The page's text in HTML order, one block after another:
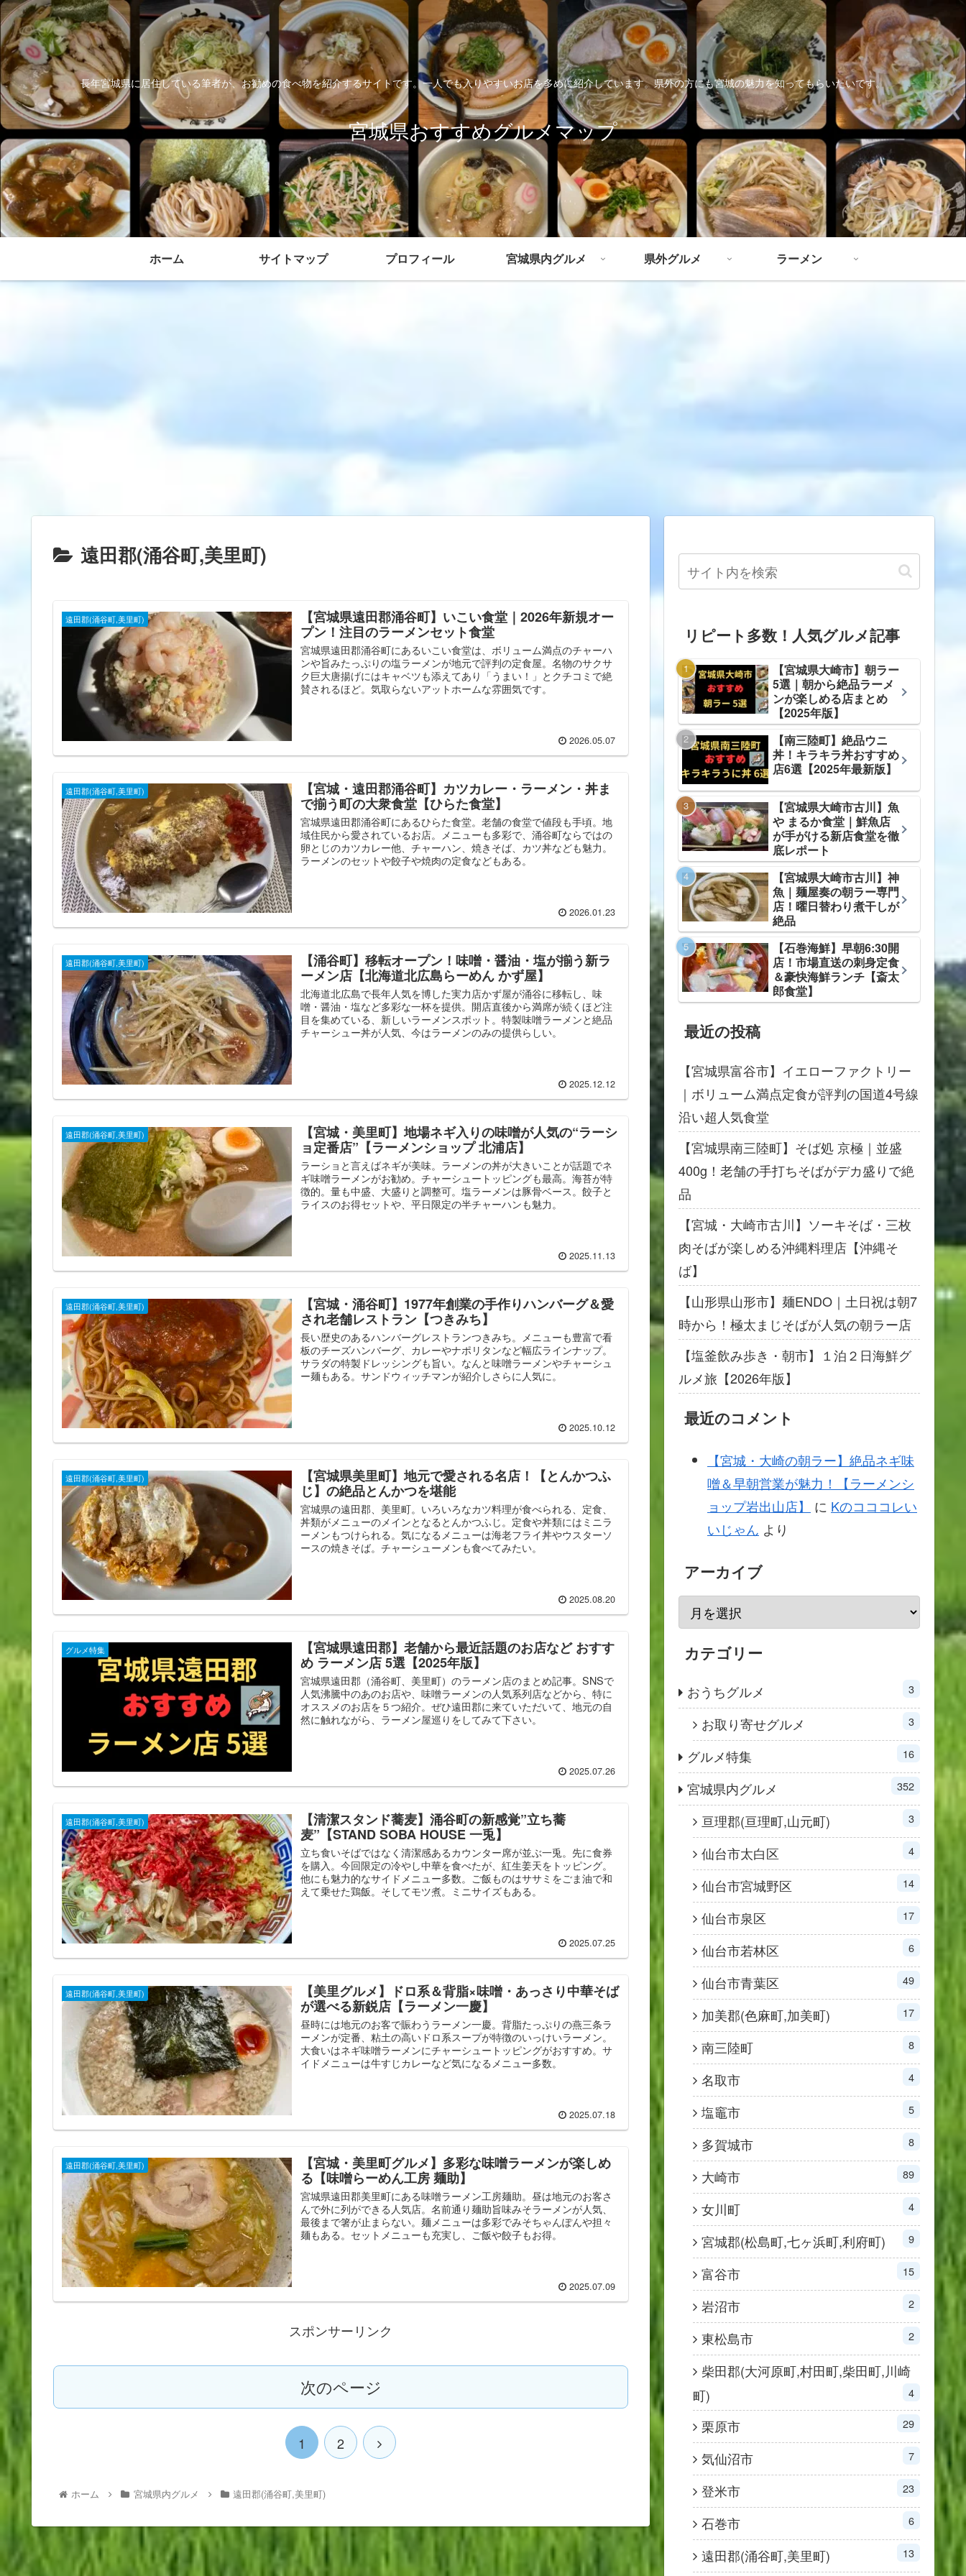
長年宮城県に居住している筆者が、お勧めの食べ物を紹介するサイトです。一人でも入りやすいお店を多めに紹介しています。県外の方にも宮城の魅力を知ってもらいたいです。
宮城県おすすめグルメマップ
ホーム サイトマップ プロフィール 宮城県内グルメ 県外グルメ ラーメン
遠田郡(涌谷町,美里町)
遠田郡(涌谷町,美里町)
【宮城県遠田郡涌谷町】いこい食堂｜2026年新規オー
プン！注目のラーメンセット食堂
宮城県遠田郡涌谷町にあるいこい食堂は、ボリューム満点のチャーハ
ンや旨みたっぷりの塩ラーメンが地元で評判の定食屋。名物のサクサ
ク巨大唐揚げにはキャベツも添えてあり「うまい！」とクチコミで絶
賛されるほど。気取らないアットホームな雰囲気です。
2026.05.07
遠田郡(涌谷町,美里町)
【宮城・遠田郡涌谷町】カツカレー・ラーメン・丼ま
で揃う町の大衆食堂【ひらた食堂】
宮城県遠田郡涌谷町にあるひらた食堂。老舗の食堂で値段も手頃。地
域住民から愛されているお店。メニューも多彩で、涌谷町ならではの
卵とじのカツカレー他、チャーハン、焼きそば、カツ丼なども魅力。
ラーメンのセットや餃子や焼肉の定食などもある。
2026.01.23
遠田郡(涌谷町,美里町)
【涌谷町】移転オープン！味噌・醤油・塩が揃う新ラ
ーメン店【北海道北広島らーめん かず屋】
北海道北広島で長年人気を博した実力店かず屋が涌谷に移転し、味
噌・醤油・塩など多彩な一杯を提供。開店直後から満席が続くほど注
目を集めている、新しいラーメンスポット。特製味噌ラーメンと絶品
チャーシュー丼が人気、今はラーメンのみの提供らしい。
2025.12.12
遠田郡(涌谷町,美里町)
【宮城・美里町】地場ネギ入りの味噌が人気の“ラーシ
ョ定番店”【ラーメンショップ 北浦店】
ラーショと言えばネギが美味。ラーメンの丼が大きいことが話題でネ
ギ味噌ラーメンがお勧め。チャーシュートッピングも最高。海苔が特
徴的。量も中盛、大盛りと調整可。塩ラーメンは豚骨ベース。餃子と
ライスのお得セットや、平日限定の半チャーハンも魅力。
2025.11.13
遠田郡(涌谷町,美里町)
【宮城・涌谷町】1977年創業の手作りハンバーグ＆愛
され老舗レストラン【つきみち】
長い歴史のあるハンバーグレストランつきみち。メニューも豊富で看
板のチーズハンバーグ、カレーやナポリタンなど幅広ラインナップ。
サラダの特製ドレッシングも旨い。なんと味噌ラーメンやチャーシュ
ー麺もある。サンドウィッチマンが紹介しさらに人気に。
2025.10.12
遠田郡(涌谷町,美里町)
【宮城県美里町】地元で愛される名店！【とんかつふ
じ】の絶品とんかつを堪能
宮城県の遠田郡、美里町。いろいろなカツ料理が食べられる、定食、
丼類がメニューのメインとなるとんかつふじ。定食や丼類にはミニラ
ーメンもつけられる。気になるメニューは海老フライ丼やウスターソ
ースの焼きそば。チャーシューメンも食べてみたい。
2025.08.20
グルメ特集
【宮城県遠田郡】老舗から最近話題のお店など おすす
め ラーメン店 5選【2025年版】
宮城県遠田郡（涌谷町、美里町）のラーメン店のまとめ記事。SNSで
人気沸騰中のあのお店や、味噌ラーメンの人気系列店などから、特に
オススメのお店を５つ紹介。ぜひ遠田郡に来ていただいて、地元の自
然に触れながら、ラーメン屋巡りをしてみて下さい。
2025.07.26
遠田郡(涌谷町,美里町)
【清潔スタンド蕎麦】涌谷町の新感覚”立ち蕎
麦”【STAND SOBA HOUSE 一兎】
立ち食いそばではなく清潔感あるカウンター席が並ぶ一兎。先に食券
を購入。今回限定の冷やし中華を食べたが、紅生姜天をトッピング。
他にも魅力的なサイドメニュー多数。ご飯ものはササミをごま油で和
えて乗せた鶏飯。そしてモツ煮。ミニサイズもある。
2025.07.25
遠田郡(涌谷町,美里町)
【美里グルメ】ドロ系＆背脂×味噌・あっさり中華そば
が選べる新鋭店【ラーメン一慶】
昼時には地元のお客で賑わうラーメン一慶。背脂たっぷりの燕三条ラ
ーメンが定番、粘土の高いドロ系スープが特徴のいっけいラーメン。
大食いはネギ味噌ラーメンにチャーシュートッピングがおすすめ。サ
イドメニューは牛すじカレーなど気になるメニュー多数。
2025.07.18
遠田郡(涌谷町,美里町)
【宮城・美里町グルメ】多彩な味噌ラーメンが楽しめ
る【味噌らーめん工房 麺助】
宮城県遠田郡美里町にある味噌ラーメン工房麺助。昼は地元のお客さ
んで外に列ができる人気店。名前通り麺助旨味みそラーメンが人気、
最後まで箸が止まらない。麺メニューは多彩でみそちゃんぽんや担々
麺もある。セットメニューも充実し、ご飯や餃子もお得。
2025.07.09
スポンサーリンク
次のページ
1 2
ホーム 宮城県内グルメ 遠田郡(涌谷町,美里町)
リピート多数！人気グルメ記事
【宮城県大崎市】朝ラー
5選｜朝から絶品ラーメ
ンが楽しめる店まとめ
【2025年版】
【南三陸町】絶品ウニ
丼！キラキラ丼おすすめ
店6選【2025年最新版】
【宮城県大崎市古川】魚
や まるか食堂｜鮮魚店
が手がける新店食堂を徹
底レポート
【宮城県大崎市古川】神
魚｜麺屋奏の朝ラー専門
店！曜日替わり煮干しが
絶品
【石巻海鮮】早朝6:30開
店！市場直送の刺身定食
＆豪快海鮮ランチ【斎太
郎食堂】
最近の投稿
【宮城県富谷市】イエローファクトリー
｜ボリューム満点定食が評判の国道4号線
沿い超人気食堂
【宮城県南三陸町】そば処 京極｜並盛
400g！老舗の手打ちそばがデカ盛りで絶
品
【宮城・大崎市古川】ソーキそば・三枚
肉そばが楽しめる沖縄料理店【沖縄そ
ば】
【山形県山形市】麺ENDO｜土日祝は朝7
時から！極太まじそばが人気の朝ラー店
【塩釜飲み歩き・朝市】１泊２日海鮮グ
ルメ旅【2026年版】
最近のコメント
【宮城・大崎の朝ラー】絶品ネギ味
噌＆早朝営業が魅力！【ラーメンシ
ョップ岩出山店】
に Kのコココレい
いじゃん より
アーカイブ
カテゴリー
おうちグルメ 3
お取り寄せグルメ 3
グルメ特集 16
宮城県内グルメ 352
亘理郡(亘理町,山元町) 3
仙台市太白区 4
仙台市宮城野区 14
仙台市泉区 17
仙台市若林区 6
仙台市青葉区 49
加美郡(色麻町,加美町) 17
南三陸町 8
名取市 4
塩竈市 5
多賀城市 8
大崎市 89
女川町 4
宮城郡(松島町,七ヶ浜町,利府町) 9
富谷市 15
岩沼市 2
東松島市 2
柴田郡(大河原町,村田町,柴田町,川崎
町)
4
栗原市 29
気仙沼市 7
登米市 23
石巻市 6
遠田郡(涌谷町,美里町) 13